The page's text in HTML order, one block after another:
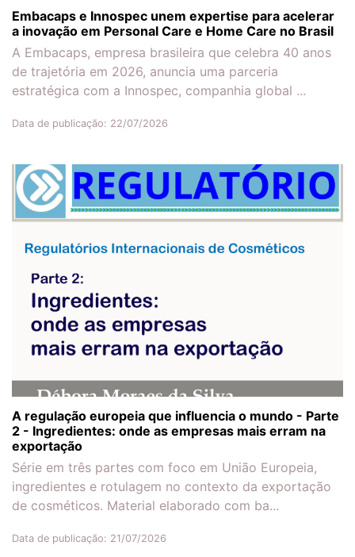
Embacaps e Innospec unem expertise para acelerar
a inovação em Personal Care e Home Care no Brasil
A Embacaps, empresa brasileira que celebra 40 anos
de trajetória em 2026, anuncia uma parceria
estratégica com a Innospec, companhia global ...
Data de publicação: 22/07/2026
A regulação europeia que influencia o mundo - Parte
2 - Ingredientes: onde as empresas mais erram na
exportação
Série em três partes com foco em União Europeia,
ingredientes e rotulagem no contexto da exportação
de cosméticos. Material elaborado com ba...
Data de publicação: 21/07/2026